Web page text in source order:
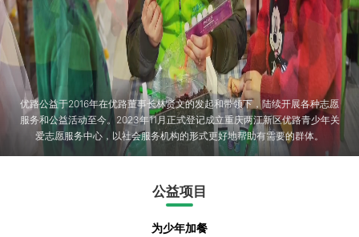
优路公益于2016年在优路董事长林贤文的发起和带领下，陆续开展各种志愿
服务和公益活动至今。2023年11月正式登记成立重庆两江新区优路青少年关
爱志愿服务中心，以社会服务机构的形式更好地帮助有需要的群体。
公益项目
为少年加餐